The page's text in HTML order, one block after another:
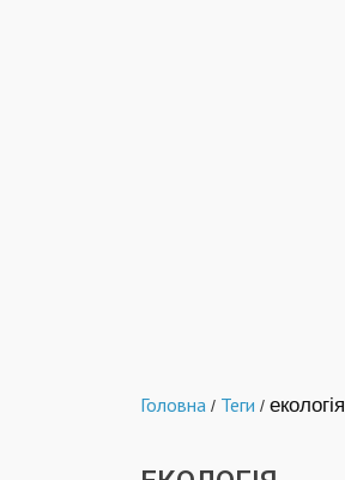
Головна / Теги / екологія